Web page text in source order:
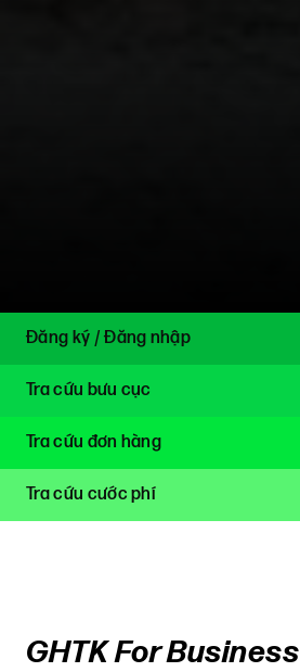
Đăng ký / Đăng nhập
Tra cứu bưu cục
Tra cứu đơn hàng
Tra cứu cước phí
GHTK For Business